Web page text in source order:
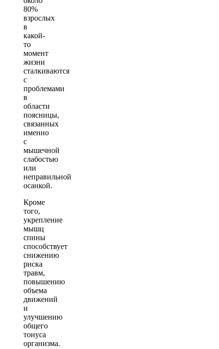
80%
взрослых
в
какой-
то
момент
жизни
сталкиваются
с
проблемами
в
области
поясницы,
связанных
именно
с
мышечной
слабостью
или
неправильной
осанкой.
Кроме
того,
укрепление
мышц
спины
способствует
снижению
риска
травм,
повышению
объема
движений
и
улучшению
общего
тонуса
организма.